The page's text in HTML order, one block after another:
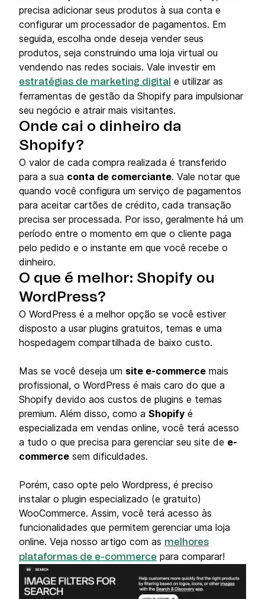
precisa adicionar seus produtos à sua conta e
configurar um processador de pagamentos. Em
seguida, escolha onde deseja vender seus
produtos, seja construindo uma loja virtual ou
vendendo nas redes sociais. Vale investir em
estratégias de marketing digital
e utilizar as
ferramentas de gestão da Shopify para impulsionar
seu negócio e atrair mais visitantes.
Onde cai o dinheiro da
Shopify?
O valor de cada compra realizada é transferido
para a sua conta de comerciante. Vale notar que
quando você configura um serviço de pagamentos
para aceitar cartões de crédito, cada transação
precisa ser processada. Por isso, geralmente há um
período entre o momento em que o cliente paga
pelo pedido e o instante em que você recebe o
dinheiro.
O que é melhor: Shopify ou
WordPress?
O WordPress é a melhor opção se você estiver
disposto a usar plugins gratuitos, temas e uma
hospedagem compartilhada de baixo custo.
Mas se você deseja um site e-commerce mais
profissional, o WordPress é mais caro do que a
Shopify devido aos custos de plugins e temas
premium. Além disso, como a Shopify é
especializada em vendas online, você terá acesso
a tudo o que precisa para gerenciar seu site de e-
commerce sem dificuldades.
Porém, caso opte pelo Wordpress, é preciso
instalar o plugin especializado (e gratuito)
WooCommerce. Assim, você terá acesso às
funcionalidades que permitem gerenciar uma loja
online. Veja nosso artigo com as melhores
plataformas de e-commerce para comparar!